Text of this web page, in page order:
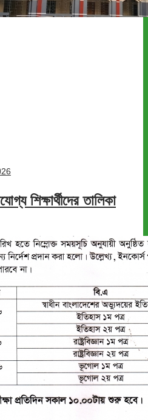
শিক্ষার্থীদের তালিকা